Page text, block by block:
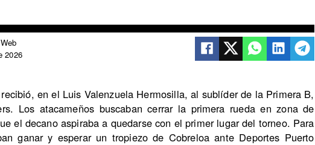
2026
en el Luis Valenzuela Hermosilla, al sublíder de la Primera B,
Los atacameños buscaban cerrar la primera rueda en zona de
el decano aspiraba a quedarse con el primer lugar del torneo. Para
ganar y esperar un tropiezo de Cobreloa ante Deportes Puerto